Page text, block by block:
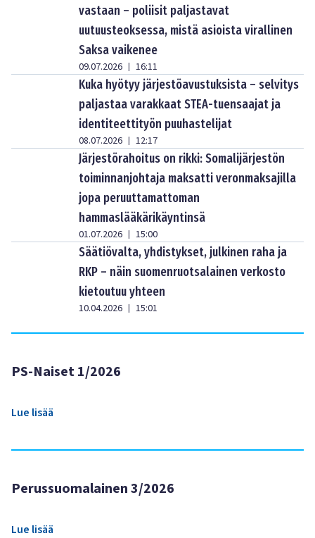
vastaan – poliisit paljastavat
uutuusteoksessa, mistä asioista virallinen
Saksa vaikenee
09.07.2026 | 16:11
Kuka hyötyy järjestöavustuksista – selvitys
paljastaa varakkaat STEA-tuensaajat ja
identiteettityön puuhastelijat
08.07.2026 | 12:17
Järjestörahoitus on rikki: Somalijärjestön
toiminnanjohtaja maksatti veronmaksajilla
jopa peruuttamattoman
hammaslääkärikäyntinsä
01.07.2026 | 15:00
Säätiövalta, yhdistykset, julkinen raha ja
RKP – näin suomenruotsalainen verkosto
kietoutuu yhteen
10.04.2026 | 15:01
PS-Naiset 1/2026
Lue lisää
Perussuomalainen 3/2026
Lue lisää